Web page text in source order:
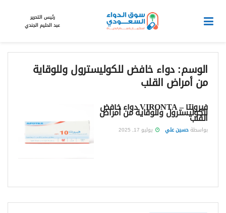
رئيس التحرير
عبد الحليم الجندي
الوسم:دواء خافض للكوليسترول وللوقاية
من أمراض القلب
فيرونتا – VIRONTA دواء خافض
للكوليسترول وللوقاية من أمراض
القلب
بواسطةحسين علي يوليو 17, 2025